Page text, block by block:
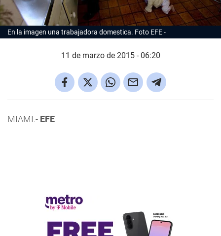
En la imagen una trabajadora domestica. Foto EFE
11 de marzo de 2015 - 06:20
MIAMI.- EFE